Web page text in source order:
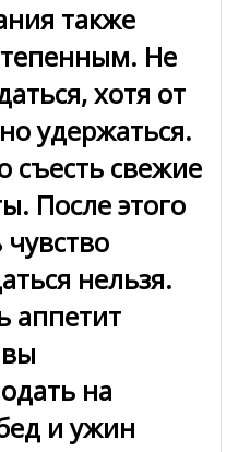
также
Не
хотя от
удержаться.
съесть свежие
После этого
нельзя.
аппетит
на
и ужин